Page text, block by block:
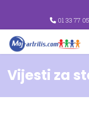
01 33 77
Vijesti za